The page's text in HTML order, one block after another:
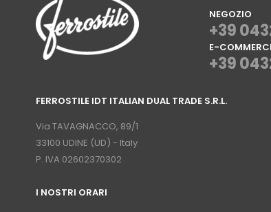
NEGOZIO
+39
E-
+39
FERROSTILE IDT ITALIAN DUAL TRADE S.R.L.
Via TAVAGNACCO, 89/1
33100 UDINE (UD) - Italy
P. IVA 02602370302
I NOSTRI ORARI